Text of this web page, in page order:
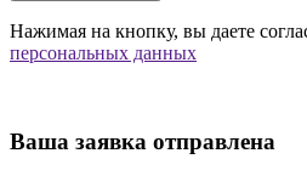
Нажимая на кнопку, вы даете
персональных данных
Ваша заявка отправлена